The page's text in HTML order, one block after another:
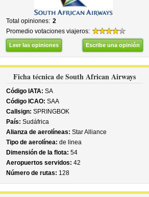
Total opiniones: 2
Promedio votaciones viajeros:
Leer las opiniones Escribe una opinión
Ficha técnica de South African Airways
Código IATA: SA
Código ICAO: SAA
Callsign: SPRINGBOK
País: Sudáfrica
Alianza de aerolíneas: Star Alliance
Tipo de aerolínea: de linea
Dimensión de la flota: 54
Aeropuertos servidos: 42
Número de rutas: 128